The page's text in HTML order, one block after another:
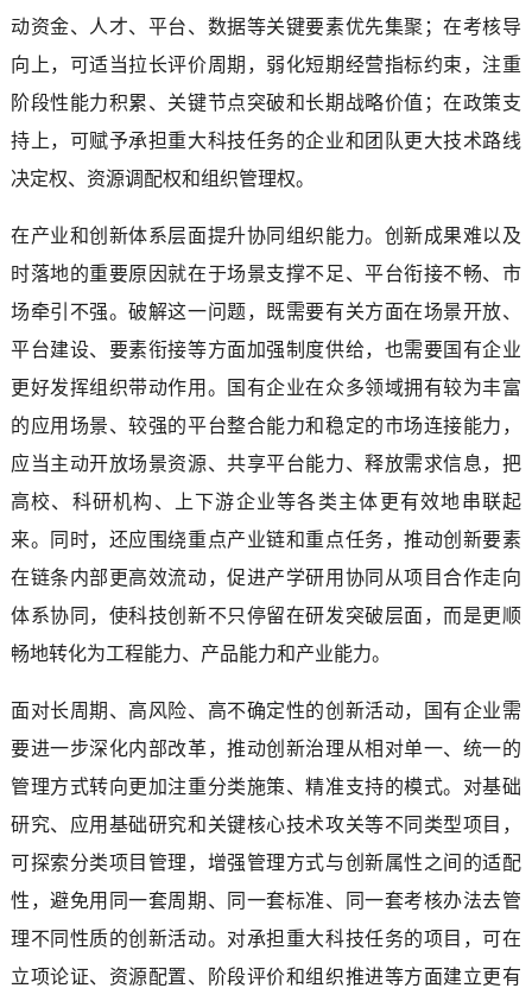
动资金、人才、平台、数据等关键要素优先集聚；在考核导
向上，可适当拉长评价周期，弱化短期经营指标约束，注重
阶段性能力积累、关键节点突破和长期战略价值；在政策支
持上，可赋予承担重大科技任务的企业和团队更大技术路线
决定权、资源调配权和组织管理权。
在产业和创新体系层面提升协同组织能力。创新成果难以及
时落地的重要原因就在于场景支撑不足、平台衔接不畅、市
场牵引不强。破解这一问题，既需要有关方面在场景开放、
平台建设、要素衔接等方面加强制度供给，也需要国有企业
更好发挥组织带动作用。国有企业在众多领域拥有较为丰富
的应用场景、较强的平台整合能力和稳定的市场连接能力，
应当主动开放场景资源、共享平台能力、释放需求信息，把
高校、科研机构、上下游企业等各类主体更有效地串联起
来。同时，还应围绕重点产业链和重点任务，推动创新要素
在链条内部更高效流动，促进产学研用协同从项目合作走向
体系协同，使科技创新不只停留在研发突破层面，而是更顺
畅地转化为工程能力、产品能力和产业能力。
面对长周期、高风险、高不确定性的创新活动，国有企业需
要进一步深化内部改革，推动创新治理从相对单一、统一的
管理方式转向更加注重分类施策、精准支持的模式。对基础
研究、应用基础研究和关键核心技术攻关等不同类型项目，
可探索分类项目管理，增强管理方式与创新属性之间的适配
性，避免用同一套周期、同一套标准、同一套考核办法去管
理不同性质的创新活动。对承担重大科技任务的项目，可在
立项论证、资源配置、阶段评价和组织推进等方面建立更有